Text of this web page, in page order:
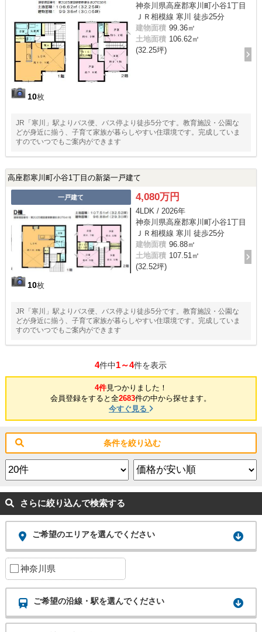
10枚
神奈川県高座郡寒川町小谷1丁目
ＪＲ相模線 寒川 徒歩25分
建物面積 99.36㎡
土地面積 106.62㎡
(32.25坪)
JR「寒川」駅よりバス便、バス停より徒歩5分です。教育施設・公園な
どが身近に揃う、子育て家族が暮らしやすい住環境です。完成していま
すのでいつでもご案内ができます
高座郡寒川町小谷1丁目の新築一戸建て
一戸建て
10枚
4,080万円
4LDK / 2026年
神奈川県高座郡寒川町小谷1丁目
ＪＲ相模線 寒川 徒歩25分
建物面積 96.88㎡
土地面積 107.51㎡
(32.52坪)
JR「寒川」駅よりバス便、バス停より徒歩5分です。教育施設・公園な
どが身近に揃う、子育て家族が暮らしやすい住環境です。完成していま
すのでいつでもご案内ができます
4件中1～4件を表示
4件見つかりました！
会員登録をすると全2683件の中から探せます。
今すぐ見る
条件を絞り込む
さらに絞り込んで検索する
ご希望のエリアを選んでください
神奈川県
ご希望の沿線・駅を選んでください